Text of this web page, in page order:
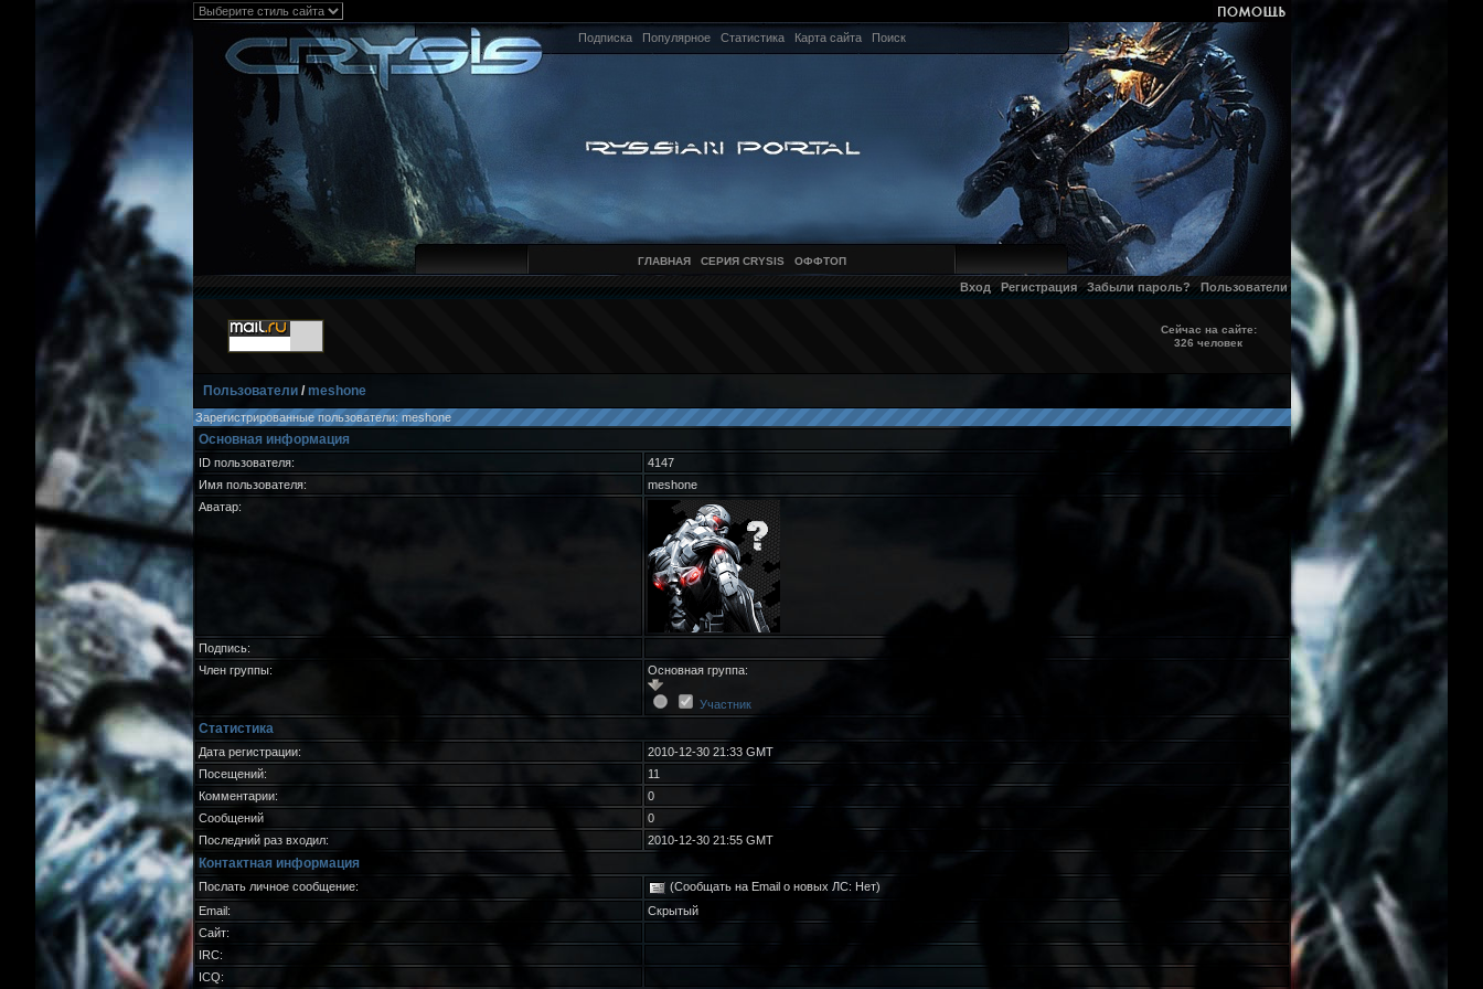
Подписка Популярное Статистика Карта сайта Поиск
ГЛАВНАЯ СЕРИЯ CRYSIS ОФФТОП
Вход Регистрация Забыли пароль? Пользователи
Сейчас на сайте:
326 человек
Пользователи/meshone
Зарегистрированные пользователи: meshone
Основная информация
ID пользователя:
4147
Имя пользователя:
meshone
Аватар:
Подпись:
Член группы:
Основная группа:
Участник
Статистика
Дата регистрации:
2010-12-30 21:33 GMT
Посещений:
11
Комментарии:
0
Сообщений
0
Последний раз входил:
2010-12-30 21:55 GMT
Контактная информация
Послать личное сообщение:
(Сообщать на Email о новых ЛС: Нет)
Email:
Скрытый
Сайт:
IRC:
ICQ: